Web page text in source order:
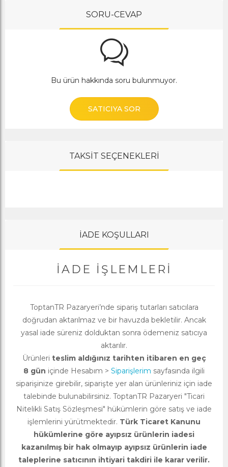
SORU-CEVAP
Bu ürün hakkında soru bulunmuyor.
SATICIYA SOR
TAKSİT SEÇENEKLERİ
İADE KOŞULLARI
İADE İŞLEMLERI
ToptanTR Pazaryeri’nde sipariş tutarları satıcılara
doğrudan aktarılmaz ve bir havuzda bekletilir. Ancak
yasal iade süreniz dolduktan sonra ödemeniz satıcıya
aktarılır.
Ürünleri teslim aldığınız tarihten itibaren en geç
8 gün içinde Hesabım > Siparişlerim sayfasında ilgili
siparişinize girebilir, siparişte yer alan ürünleriniz için iade
talebinde bulunabilirsiniz. ToptanTR Pazaryeri "Ticari
Nitelikli Satış Sözleşmesi" hükümlerin göre satış ve iade
işlemlerini yürütmektedir. Türk Ticaret Kanunu
hükümlerine göre ayıpsız ürünlerin iadesi
kazanılmış bir hak olmayıp ayıpsız ürünlerin iade
taleplerine satıcının ihtiyari takdiri ile karar verilir.